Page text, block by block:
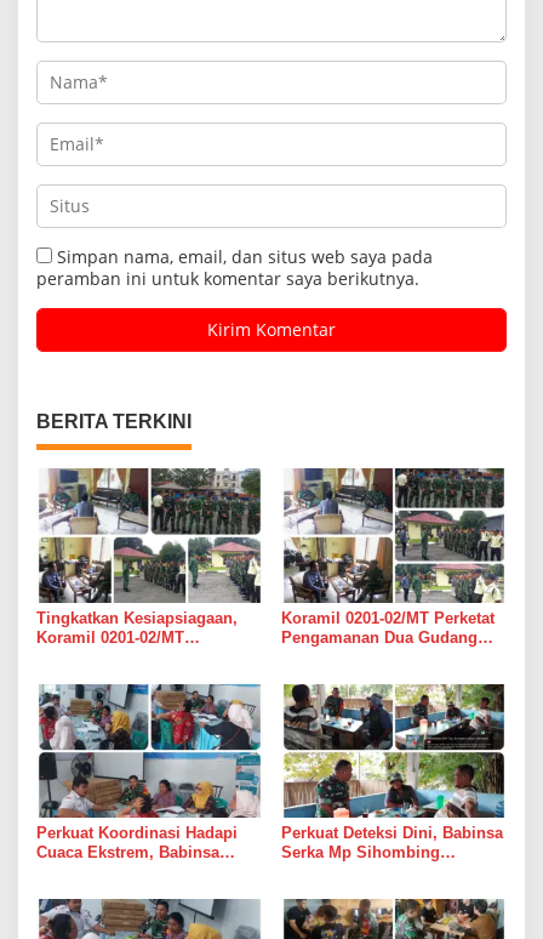
Simpan nama, email, dan situs web saya pada
peramban ini untuk komentar saya berikutnya.
BERITA TERKINI
Tingkatkan Kesiapsiagaan,
Koramil 0201-02/MT
Koramil 0201-02/MT Perketat
Pengamanan Dua Gudang
Perkuat Koordinasi Hadapi
Cuaca Ekstrem, Babinsa
Langkah Mitigasi
Perkuat Deteksi Dini, Babinsa
Serka Mp Sihombing